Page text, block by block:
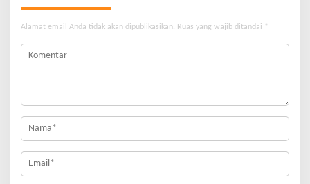
Alamat email Anda tidak akan dipublikasikan. Ruas yang wajib ditandai *